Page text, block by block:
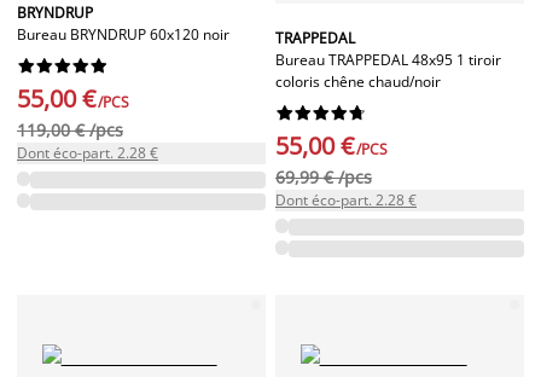
BRYNDRUP
Bureau BRYNDRUP 60x120 noir






55,00 €/PCS
119,00 € /pcs
Dont éco-part. 2.28 €
TRAPPEDAL
Bureau TRAPPEDAL 48x95 1 tiroir
coloris chêne chaud/noir






55,00 €/PCS
69,99 € /pcs
Dont éco-part. 2.28 €